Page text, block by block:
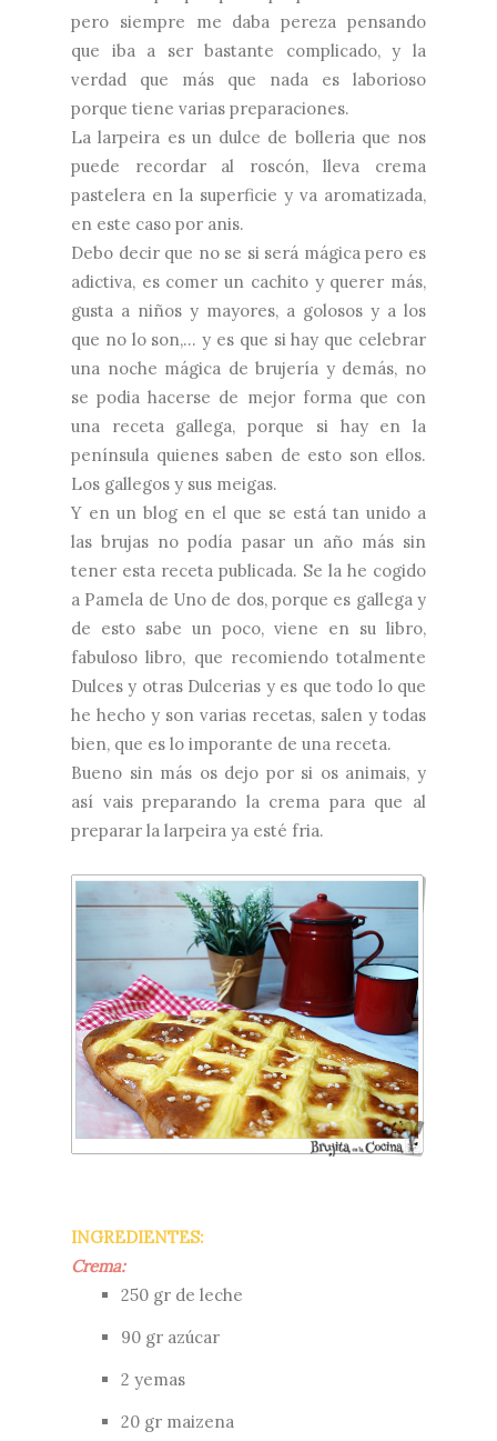
pero siempre me daba pereza pensando
que iba a ser bastante complicado, y la
verdad que más que nada es laborioso
porque tiene varias preparaciones.
La larpeira es un dulce de bolleria que nos
puede recordar al roscón, lleva crema
pastelera en la superficie y va aromatizada,
en este caso por anis.
Debo decir que no se si será mágica pero es
adictiva, es comer un cachito y querer más,
gusta a niños y mayores, a golosos y a los
que no lo son,... y es que si hay que celebrar
una noche mágica de brujería y demás, no
se podia hacerse de mejor forma que con
una receta gallega, porque si hay en la
península quienes saben de esto son ellos.
Los gallegos y sus meigas.
Y en un blog en el que se está tan unido a
las brujas no podía pasar un año más sin
tener esta receta publicada. Se la he cogido
a Pamela de Uno de dos, porque es gallega y
de esto sabe un poco, viene en su libro,
fabuloso libro, que recomiendo totalmente
Dulces y otras Dulcerias y es que todo lo que
he hecho y son varias recetas, salen y todas
bien, que es lo imporante de una receta.
Bueno sin más os dejo por si os animais, y
así vais preparando la crema para que al
preparar la larpeira ya esté fria.
INGREDIENTES:
Crema:
250 gr de leche
90 gr azúcar
2 yemas
20 gr maizena